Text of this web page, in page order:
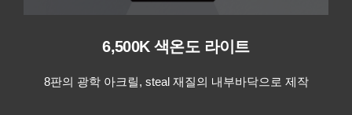
6,500K 색온도 라이트
8판의 광학 아크릴, steal 재질의 내부바닥으로 제작